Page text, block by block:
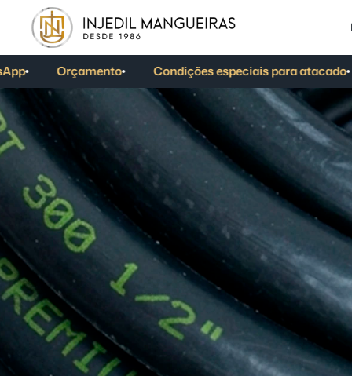
Condições especiais para atacado Produtos